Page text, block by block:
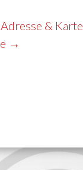
Adresse & Karte
→